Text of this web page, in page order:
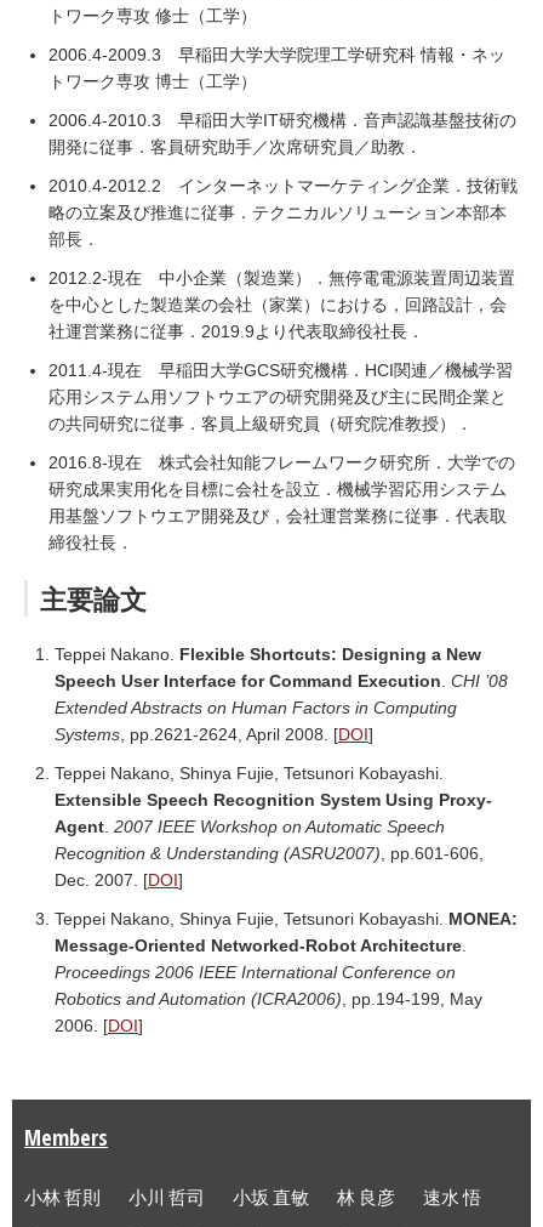
トワーク専攻 修士（工学）
2006.4-2009.3 早稲田大学大学院理工学研究科 情報・ネッ
トワーク専攻 博士（工学）
2006.4-2010.3 早稲田大学IT研究機構．音声認識基盤技術の
開発に従事．客員研究助手／次席研究員／助教．
2010.4-2012.2 インターネットマーケティング企業．技術戦
略の立案及び推進に従事．テクニカルソリューション本部本
部長．
2012.2-現在 中小企業（製造業）．無停電電源装置周辺装置
を中心とした製造業の会社（家業）における，回路設計，会
社運営業務に従事．2019.9より代表取締役社長．
2011.4-現在 早稲田大学GCS研究機構．HCI関連／機械学習
応用システム用ソフトウエアの研究開発及び主に民間企業と
の共同研究に従事．客員上級研究員（研究院准教授）．
2016.8-現在 株式会社知能フレームワーク研究所．大学での
研究成果実用化を目標に会社を設立．機械学習応用システム
用基盤ソフトウエア開発及び，会社運営業務に従事．代表取
締役社長．
主要論文
Teppei Nakano. Flexible Shortcuts: Designing a New
Speech User Interface for Command Execution CHI ’08
Extended Abstracts on Human Factors in Computing
Systems , pp.2621-2624, April 2008. [DOI]
Teppei Nakano, Shinya Fujie, Tetsunori Kobayashi.
Extensible Speech Recognition System Using Proxy-
Agent 2007 IEEE Workshop on Automatic Speech
Recognition & Understanding (ASRU2007) , pp.601-606,
Dec. 2007. [DOI]
Teppei Nakano, Shinya Fujie, Tetsunori Kobayashi. MONEA:
Message-Oriented Networked-Robot Architecture
Proceedings 2006 IEEE International Conference on
Robotics and Automation (ICRA2006) , pp.194-199, May
2006. [DOI]
Members
小林 哲則 小川 哲司 小坂 直敏 林 良彦
速水 悟